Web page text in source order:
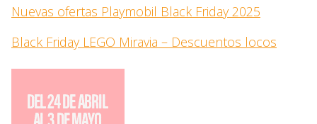
Nuevas ofertas Playmobil Black Friday 2025
Black Friday LEGO Miravia – Descuentos locos